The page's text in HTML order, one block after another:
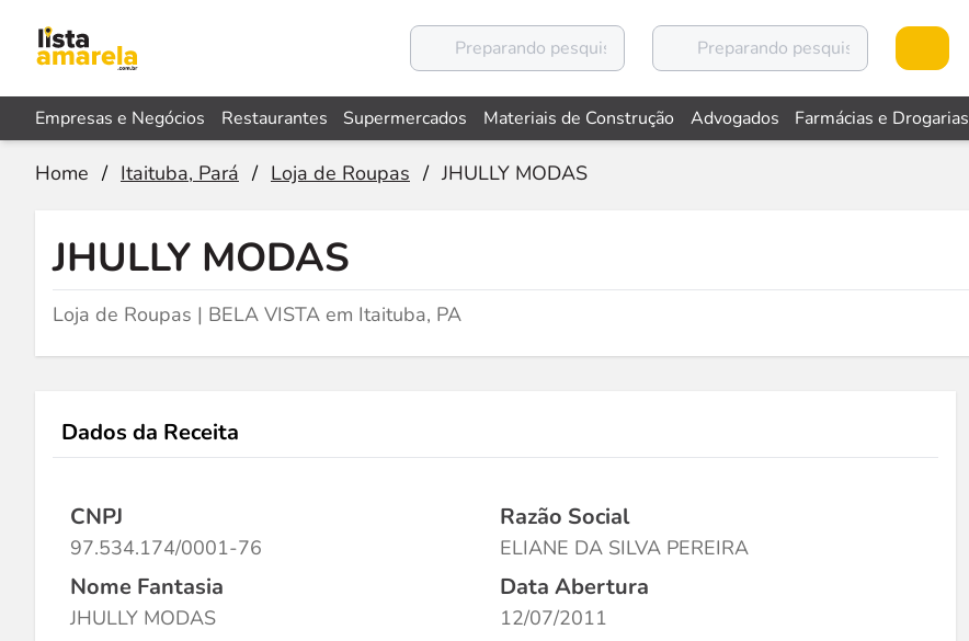
Empresas e Negócios Restaurantes Supermercados Materiais de Construção Advogados Farmácias e Drogarias
Home / Itaituba, Pará / Loja de Roupas / JHULLY MODAS
JHULLY MODAS
Loja de Roupas | BELA VISTA em Itaituba, PA
Dados da Receita
CNPJ
97.534.174/0001-76
Razão Social
ELIANE DA SILVA PEREIRA
Nome Fantasia
JHULLY MODAS
Data Abertura
12/07/2011